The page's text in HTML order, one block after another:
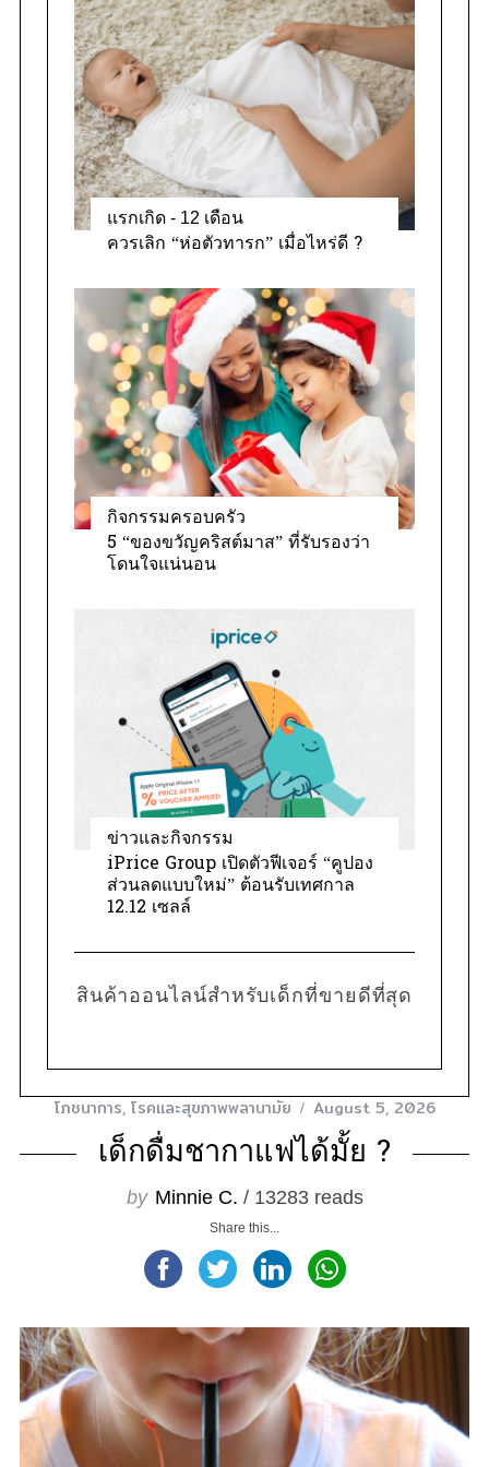
r
i
e
s
แรกเกิด - 12 เดือน
ควรเลิก “ห่อตัวทารก” เมื่อไหร่ดี ?
กิจกรรมครอบครัว
5 “ของขวัญคริสต์มาส” ที่รับรองว่า
โดนใจแน่นอน
ข่าวและกิจกรรม
iPrice Group เปิดตัวฟีเจอร์ “คูปอง
ส่วนลดแบบใหม่” ต้อนรับเทศกาล
12.12 เซลล์
สินค้าออนไลน์สำหรับเด็กที่ขายดีที่สุด
โภชนาการ, โรคและสุขภาพพลานามัย August 5, 2026
เด็กดื่มชากาแฟได้มั้ย ?
by Minnie C. / 13283 reads
Share this...